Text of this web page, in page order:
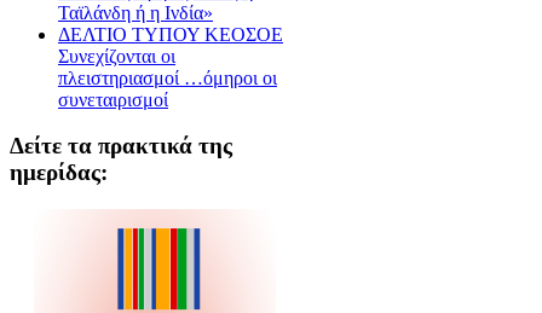
Ταϊλάνδη ή η Ινδία»
ΔΕΛΤΙΟ ΤΥΠΟΥ ΚΕΟΣΟΕ
Συνεχίζονται οι
πλειστηριασμοί …όμηροι οι
συνεταιρισμοί
Δείτε τα πρακτικά της
ημερίδας: